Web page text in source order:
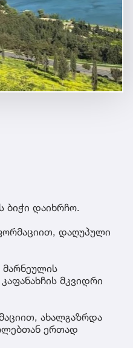
ბიჭი დაიხრჩო.
დაღუპული
მარნეულის
მკვიდრი
ახალგაზრდა
ერთად